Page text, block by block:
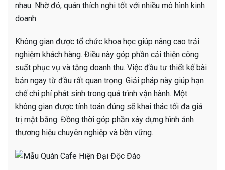
nhau. Nhờ đó, quán thích nghi tốt với nhiều mô hình kinh
doanh.
Không gian được tổ chức khoa học giúp nâng cao trải
nghiệm khách hàng. Điều này góp phần cải thiện công
suất phục vụ và tăng doanh thu. Việc đầu tư thiết kế bài
bản ngay từ đầu rất quan trọng. Giải pháp này giúp hạn
chế chi phí phát sinh trong quá trình vận hành. Một
không gian được tính toán đúng sẽ khai thác tối đa giá
trị mặt bằng. Đồng thời góp phần xây dựng hình ảnh
thương hiệu chuyên nghiệp và bền vững.